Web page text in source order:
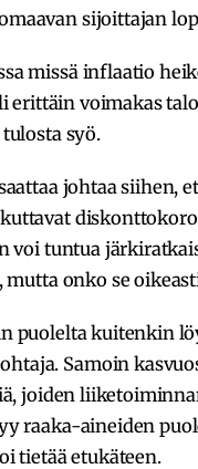
sijoittajan
missä inflaatio
erittäin voimakas
syö.
johtaa siihen,
voi tuntua
onko se
puolelta kuitenkin
Samoin
joiden
raaka-aineiden
tietää etukäteen.